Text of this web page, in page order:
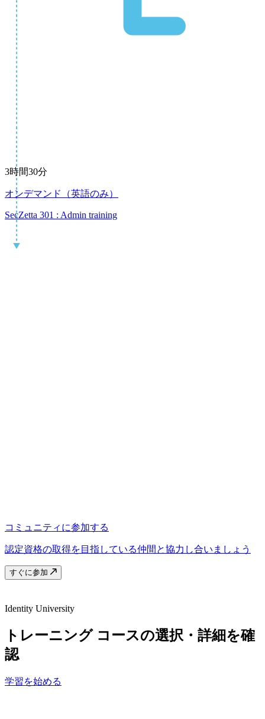
3時間30分
オンデマンド（英語のみ）
SecZetta 301 : Admin training
コミュニティに参加する
認定資格の取得を目指している仲間と協力し合いましょう
すぐに参加
Identity University
トレーニング コースの選択・詳細を確
認
学習を始める